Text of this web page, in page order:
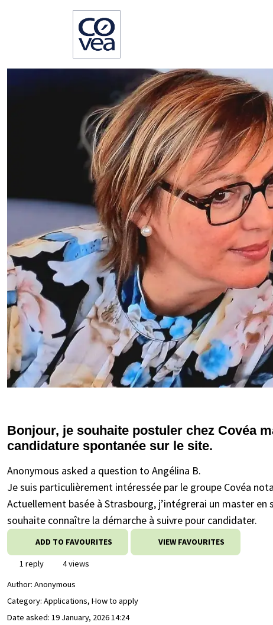
Bonjour, je souhaite postuler chez Covéa
candidature spontanée sur le site.
Anonymous asked a question to Angélina B.
Je suis particulièrement intéressée par le groupe Covéa
Actuellement basée à Strasbourg, j’intégrerai un master
souhaite connaître la démarche à suivre pour candidater.
ADD TO FAVOURITES VIEW FAVOURITES
1 reply
4 views
Author: Anonymous
Category: Applications, How to apply
Date asked: 19 January, 2026 14:24